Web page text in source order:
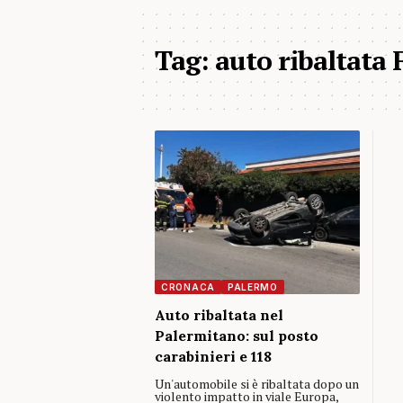
Tag:auto ribaltata
CRONACA PALERMO
Auto ribaltata nel
Palermitano: sul posto
carabinieri e 118
Un'automobile si è ribaltata dopo un
violento impatto in viale Europa,